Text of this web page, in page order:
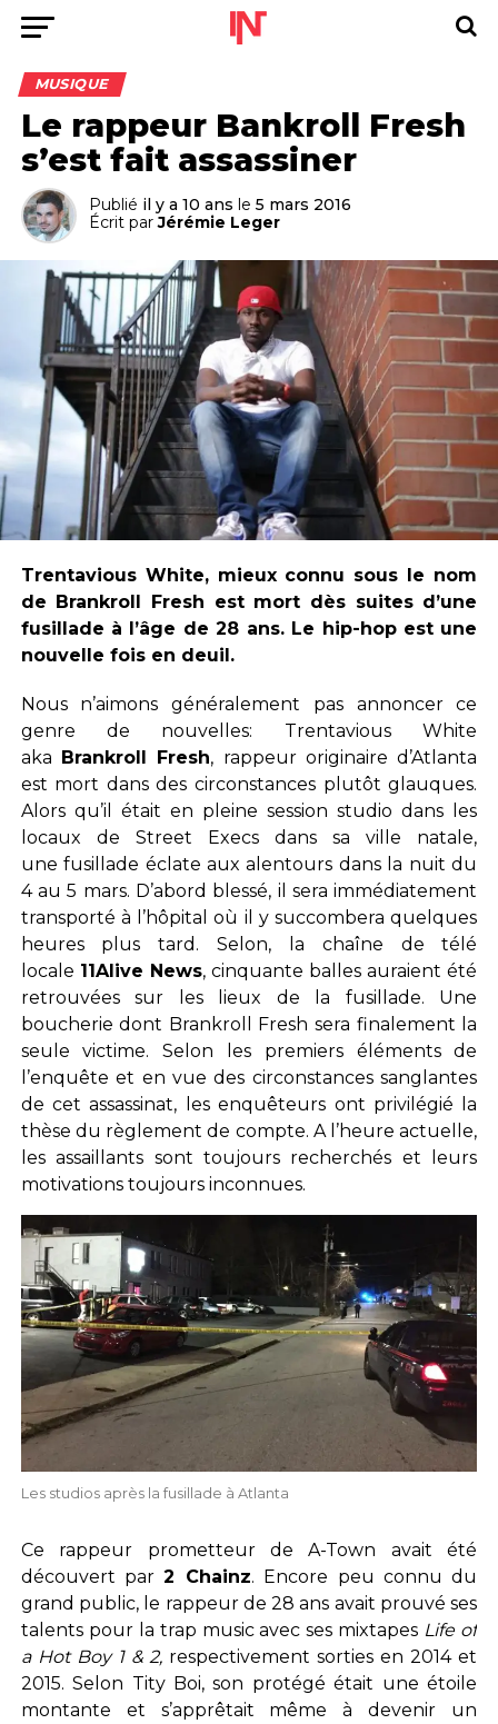
MUSIQUE
Le rappeur Bankroll Fresh
s’est fait assassiner
Publié il y a 10 ans le 5 mars 2016
Écrit par Jérémie Leger
Trentavious White, mieux connu sous le nom
de Brankroll Fresh est mort dès suites d’une
fusillade à l’âge de 28 ans. Le hip-hop est une
nouvelle fois en deuil.
Nous n’aimons généralement pas annoncer ce
genre de nouvelles: Trentavious White
aka Brankroll Fresh, rappeur originaire d’Atlanta
est mort dans des circonstances plutôt glauques.
Alors qu’il était en pleine session studio dans les
locaux de Street Execs dans sa ville natale,
une fusillade éclate aux alentours dans la nuit du
4 au 5 mars. D’abord blessé, il sera immédiatement
transporté à l’hôpital où il y succombera quelques
heures plus tard. Selon, la chaîne de télé
locale 11Alive News, cinquante balles auraient été
retrouvées sur les lieux de la fusillade. Une
boucherie dont Brankroll Fresh sera finalement la
seule victime. Selon les premiers éléments de
l’enquête et en vue des circonstances sanglantes
de cet assassinat, les enquêteurs ont privilégié la
thèse du règlement de compte. A l’heure actuelle,
les assaillants sont toujours recherchés et leurs
motivations toujours inconnues.
Les studios après la fusillade à Atlanta
Ce rappeur prometteur de A-Town avait été
découvert par2 Chainz. Encore peu connu du
grand public, le rappeur de 28 ans avait prouvé ses
talents pour la trap music avec ses mixtapes Life of
a Hot Boy 1 & 2, respectivement sorties en 2014 et
2015. Selon Tity Boi, son protégé était une étoile
montante et s’apprêtait même à devenir un